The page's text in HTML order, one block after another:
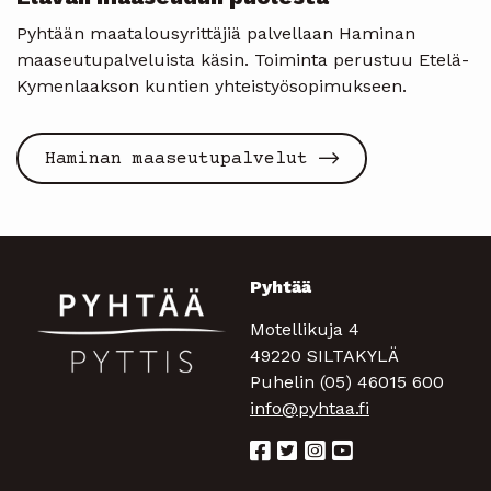
Pyhtään maatalousyrittäjiä palvellaan Haminan
maaseutupalveluista käsin. Toiminta perustuu Etelä-
Kymenlaakson kuntien yhteistyösopimukseen.
Haminan maaseutupalvelut
Pyhtää
Motellikuja 4
49220 SILTAKYLÄ
Puhelin (05) 46015 600
info@pyhtaa.fi